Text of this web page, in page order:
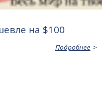
на $100
Подробнее